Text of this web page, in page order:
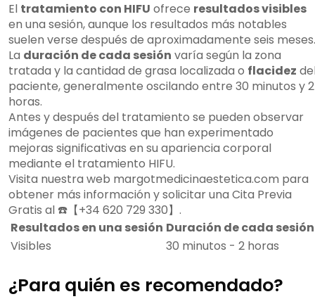
El tratamiento con HIFU ofrece resultados visibles
en una sesión, aunque los resultados más notables
suelen verse después de aproximadamente seis meses.
La duración de cada sesión varía según la zona
tratada y la cantidad de grasa localizada o flacidez
paciente, generalmente oscilando entre 30 minutos y 2
horas.
Antes y después del tratamiento se pueden observar
imágenes de pacientes que han experimentado
mejoras significativas en su apariencia corporal
mediante el tratamiento HIFU.
Visita nuestra web margotmedicinaestetica.com para
obtener más información y solicitar una Cita Previa
Gratis al ☎️【+34 620 729 330】.
Resultados en una sesión Duración de cada sesión
Visibles
30 minutos - 2 horas
¿Para quién es recomendado?